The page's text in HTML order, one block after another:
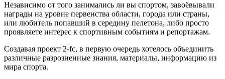
Независимо от того занимались ли вы спортом, завоёвывали
награды на уровне первенства области, города или страны,
или любитель попавший в середину пелетона, либо просто
проявляете интерес к спортивным событиям и репортажам.
Создавая проект 2-fc, в первую очередь хотелось объединить
различные разрозненные знания, материалы, информацию из
мира спорта.